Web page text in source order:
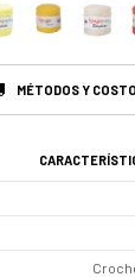
MÉTODOS Y